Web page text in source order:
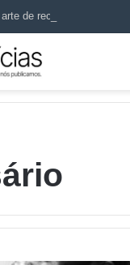
de reconstruir confiança